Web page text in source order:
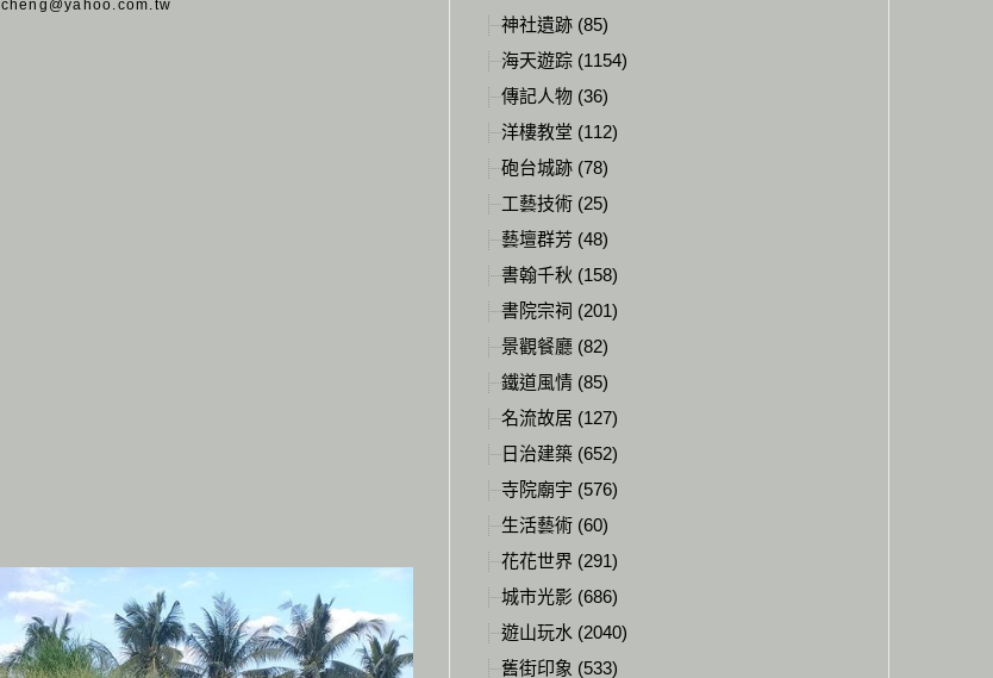
神社遺跡 (85)
海天遊踪 (1154)
傳記人物 (36)
洋樓教堂 (112)
砲台城跡 (78)
工藝技術 (25)
藝壇群芳 (48)
書翰千秋 (158)
書院宗祠 (201)
景觀餐廳 (82)
鐵道風情 (85)
名流故居 (127)
日治建築 (652)
寺院廟宇 (576)
生活藝術 (60)
花花世界 (291)
城市光影 (686)
遊山玩水 (2040)
舊街印象 (533)